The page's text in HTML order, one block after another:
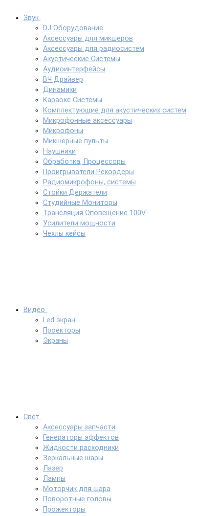
Звук
DJ Оборудование
Аксессуары для микшеров
Аксессуары для радиосистем
Акустические Системы
Аудиоинтерфейсы
ВЧ Драйвер
Динамики
Караоке Системы
Комплектующие для акустических систем
Микрофонные аксессуары
Микрофоны
Микшерные пульты
Наушники
Обработка, Процессоры
Проигрыватели Рекордеры
Радиомикрофоны, системы
Стойки Держатели
Студийные Мониторы
Трансляция Оповещение 100V
Усилители мощности
Чехлы кейсы
Видео
Led экран
Проекторы
Экраны
Свет
Аксессуары запчасти
Генераторы эффектов
Жидкости расходники
Зеркальные шары
Лазер
Лампы
Моторчик для шара
Поворотные головы
Прожекторы